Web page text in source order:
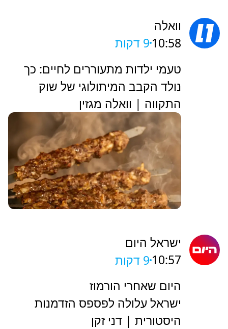
וואלה
10:58 9 דקות
טעמי ילדות מתעוררים לחיים: כך
נולד הקבב המיתולוגי של שוק
התקווה | וואלה מגזין
ישראל היום
10:57 9 דקות
היום שאחרי הורמוז
ישראל עלולה לפספס הזדמנות
היסטורית | דני זקן